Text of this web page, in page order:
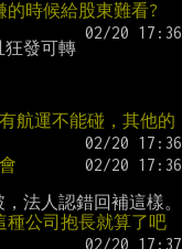
時候給股東難看?
狂發可轉
航運不能碰，其他的
種公司抱長就算了吧